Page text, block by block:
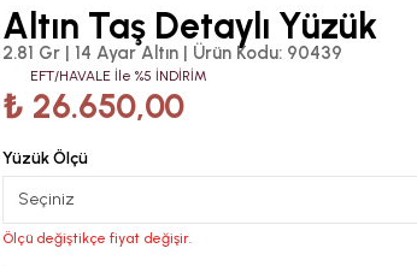
Altın Taş Detaylı Yüzük
2.81 Gr | 14 Ayar Altın | Ürün Kodu: 90439
EFT/HAVALE İle %5 İNDİRİM
₺ 26.650,00
Yüzük Ölçü
Seçiniz
Ölçü değiştikçe fiyat değişir.